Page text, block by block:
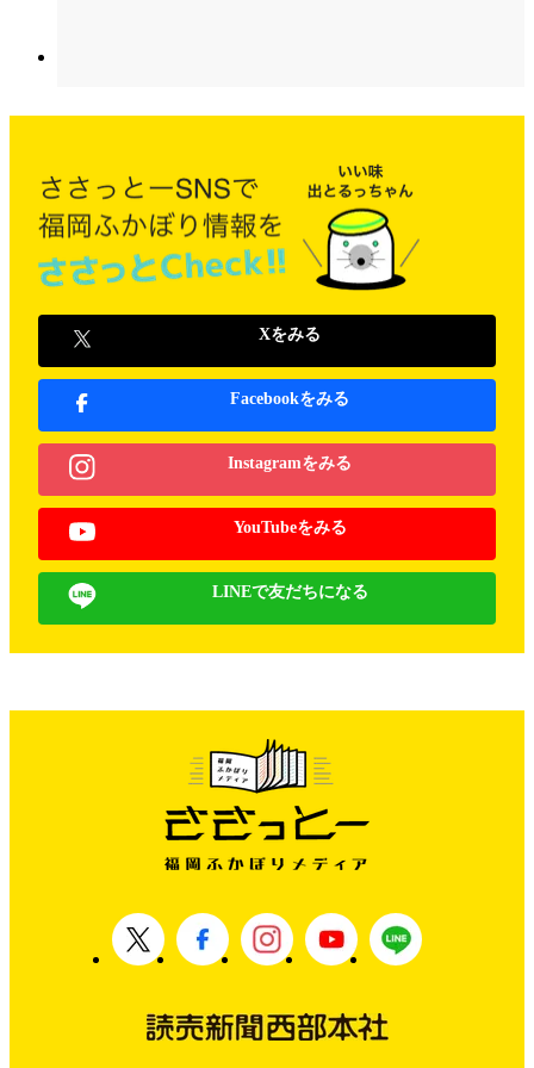
Xをみる
Facebookをみる
Instagramをみる
YouTubeをみる
LINEで友だちになる